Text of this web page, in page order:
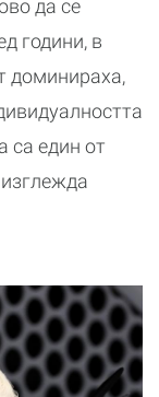
да се
години, в
доминираха,
са един от